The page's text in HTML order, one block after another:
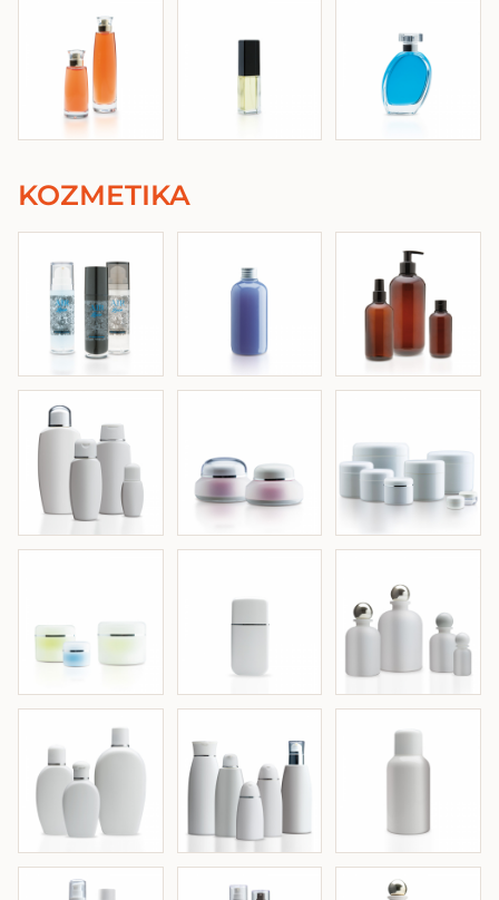
KOZMETIKA